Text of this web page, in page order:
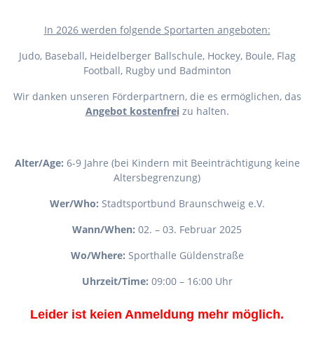
In 2026 werden folgende Sportarten angeboten:
Judo, Baseball, Heidelberger Ballschule, Hockey, Boule, Flag
Football, Rugby und Badminton
Wir danken unseren Förderpartnern, die es ermöglichen, das
Angebot kostenfreizu halten.
Alter/Age: 6-9 Jahre (bei Kindern mit Beeinträchtigung keine
Altersbegrenzung)
Wer/Who: Stadtsportbund Braunschweig e.V.
Wann/When: 02. – 03. Februar 2025
Wo/Where: Sporthalle Güldenstraße
Uhrzeit/Time: 09:00 – 16:00 Uhr
Leider ist keien Anmeldung mehr möglich.